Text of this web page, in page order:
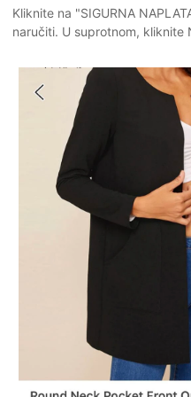
Kliknite na "SIGURNA
naručiti. U suprotnom, kliknite